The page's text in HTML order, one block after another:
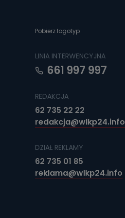
Pobierz logotyp
LINIA INTERWENCYJNA
661 997 997
REDAKCJA
62 735 22 22
redakcja@wlkp24.info
DZIAŁ REKLAMY
62 735 01 85
reklama@wlkp24.info